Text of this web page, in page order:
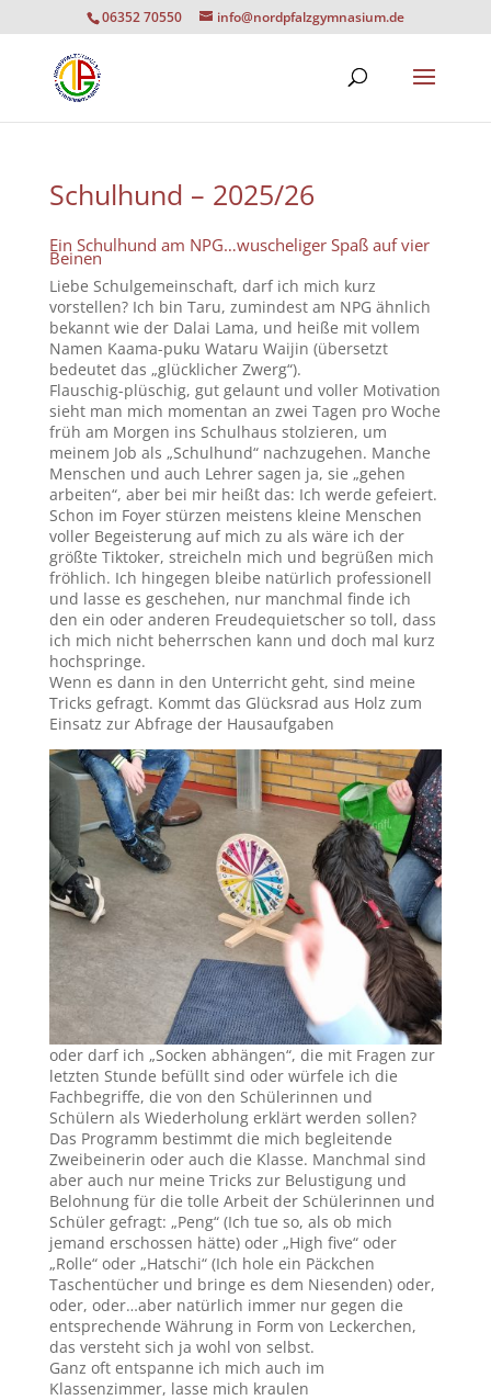
06352 70550 info@nordpfalzgymnasium.de
Schulhund – 2025/26
Ein Schulhund am NPG…wuscheliger Spaß auf vier
Beinen
Liebe Schulgemeinschaft, darf ich mich kurz
vorstellen? Ich bin Taru, zumindest am NPG ähnlich
bekannt wie der Dalai Lama, und heiße mit vollem
Namen Kaama-puku Wataru Waijin (übersetzt
bedeutet das „glücklicher Zwerg“).
Flauschig-plüschig, gut gelaunt und voller Motivation
sieht man mich momentan an zwei Tagen pro Woche
früh am Morgen ins Schulhaus stolzieren, um
meinem Job als „Schulhund“ nachzugehen. Manche
Menschen und auch Lehrer sagen ja, sie „gehen
arbeiten“, aber bei mir heißt das: Ich werde gefeiert.
Schon im Foyer stürzen meistens kleine Menschen
voller Begeisterung auf mich zu als wäre ich der
größte Tiktoker, streicheln mich und begrüßen mich
fröhlich. Ich hingegen bleibe natürlich professionell
und lasse es geschehen, nur manchmal finde ich
den ein oder anderen Freudequietscher so toll, dass
ich mich nicht beherrschen kann und doch mal kurz
hochspringe.
Wenn es dann in den Unterricht geht, sind meine
Tricks gefragt. Kommt das Glücksrad aus Holz zum
Einsatz zur Abfrage der Hausaufgaben
oder darf ich „Socken abhängen“, die mit Fragen zur
letzten Stunde befüllt sind oder würfele ich die
Fachbegriffe, die von den Schülerinnen und
Schülern als Wiederholung erklärt werden sollen?
Das Programm bestimmt die mich begleitende
Zweibeinerin oder auch die Klasse. Manchmal sind
aber auch nur meine Tricks zur Belustigung und
Belohnung für die tolle Arbeit der Schülerinnen und
Schüler gefragt: „Peng“ (Ich tue so, als ob mich
jemand erschossen hätte) oder „High five“ oder
„Rolle“ oder „Hatschi“ (Ich hole ein Päckchen
Taschentücher und bringe es dem Niesenden) oder,
oder, oder…aber natürlich immer nur gegen die
entsprechende Währung in Form von Leckerchen,
das versteht sich ja wohl von selbst.
Ganz oft entspanne ich mich auch im
Klassenzimmer, lasse mich kraulen